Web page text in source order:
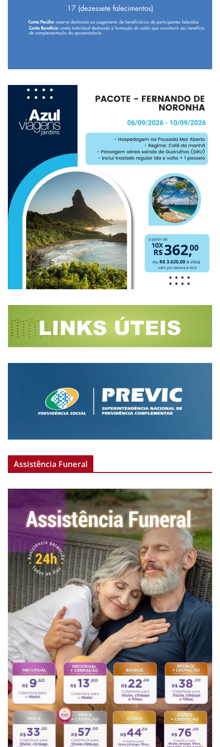
Assistência Funeral